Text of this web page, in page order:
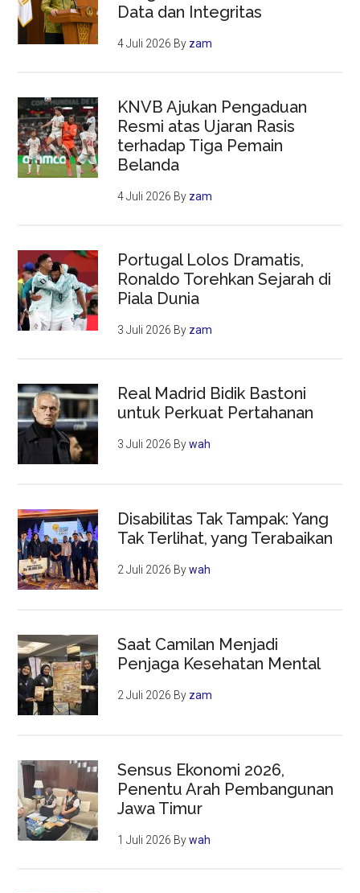
Data dan Integritas
4 Juli 2026 By zam
KNVB Ajukan Pengaduan
Resmi atas Ujaran Rasis
terhadap Tiga Pemain
Belanda
4 Juli 2026 By zam
Portugal Lolos Dramatis,
Ronaldo Torehkan Sejarah di
Piala Dunia
3 Juli 2026 By zam
Real Madrid Bidik Bastoni
untuk Perkuat Pertahanan
3 Juli 2026 Bywah
Disabilitas Tak Tampak: Yang
Tak Terlihat, yang Terabaikan
2 Juli 2026 Bywah
Saat Camilan Menjadi
Penjaga Kesehatan Mental
2 Juli 2026 By zam
Sensus Ekonomi 2026,
Penentu Arah Pembangunan
Jawa Timur
1 Juli 2026 Bywah